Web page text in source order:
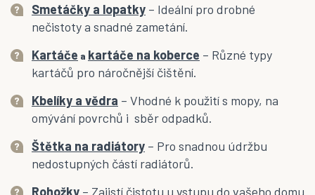
Smetáčky a lopatky – Ideální pro drobné
nečistoty a snadné zametání.
Kartáče a kartáče na koberce – Různé typy
kartáčů pro náročnější čištění.
Kbelíky a vědra – Vhodné k použití s mopy, na
omývání povrchů i sběr odpadků.
Štětka na radiátory – Pro snadnou údržbu
nedostupných částí radiátorů.
Rohožky – Zajistí čistotu u vstupu do vašeho domu